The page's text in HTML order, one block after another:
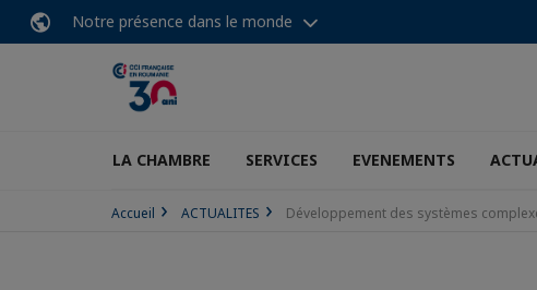
Notre présence dans le monde
LA CHAMBRE SERVICES EVENEMENTS
Accueil ACTUALITES Développement des systèmes